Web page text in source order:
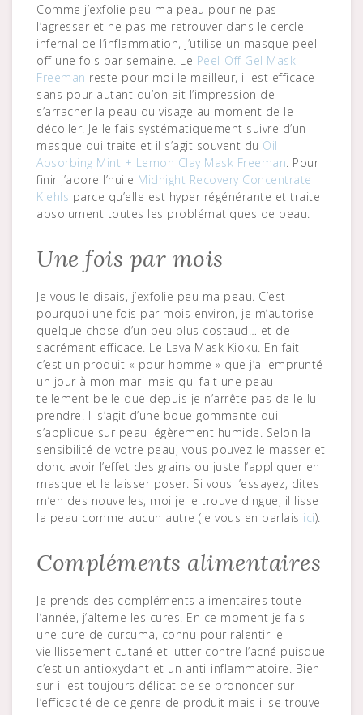
Comme j’exfolie peu ma peau pour ne pas
l’agresser et ne pas me retrouver dans le cercle
infernal de l’inflammation, j’utilise un masque peel-
off une fois par semaine. Le Peel-Off Gel Mask
Freeman reste pour moi le meilleur, il est efficace
sans pour autant qu’on ait l’impression de
s’arracher la peau du visage au moment de le
décoller. Je le fais systématiquement suivre d’un
masque qui traite et il s’agit souvent du Oil
Absorbing Mint + Lemon Clay Mask Freeman. Pour
finir j’adore l’huile Midnight Recovery Concentrate
Kiehls parce qu’elle est hyper régénérante et traite
absolument toutes les problématiques de peau.
Une fois par mois
Je vous le disais, j’exfolie peu ma peau. C’est
pourquoi une fois par mois environ, je m’autorise
quelque chose d’un peu plus costaud… et de
sacrément efficace. Le Lava Mask Kioku. En fait
c’est un produit « pour homme » que j’ai emprunté
un jour à mon mari mais qui fait une peau
tellement belle que depuis je n’arrête pas de le lui
prendre. Il s’agit d’une boue gommante qui
s’applique sur peau légèrement humide. Selon la
sensibilité de votre peau, vous pouvez le masser et
donc avoir l’effet des grains ou juste l’appliquer en
masque et le laisser poser. Si vous l’essayez, dites
m’en des nouvelles, moi je le trouve dingue, il lisse
la peau comme aucun autre (je vous en parlais ici).
Compléments alimentaires
Je prends des compléments alimentaires toute
l’année, j’alterne les cures. En ce moment je fais
une cure de curcuma, connu pour ralentir le
vieillissement cutané et lutter contre l’acné puisque
c’est un antioxydant et un anti-inflammatoire. Bien
sur il est toujours délicat de se prononcer sur
l’efficacité de ce genre de produit mais il se trouve